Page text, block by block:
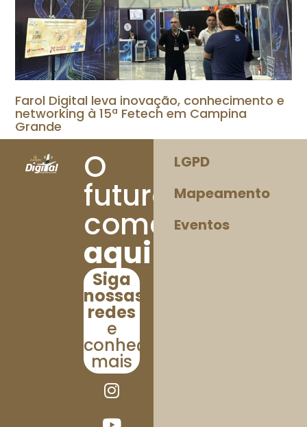
Farol Digital leva inovação, conhecimento e
networking à 15ª Fetech em Campina
Grande
O
futuro
começa
aqui!
Siga
nossas
redes
e
conheça
mais
LGPD
Mapeamento
Eventos